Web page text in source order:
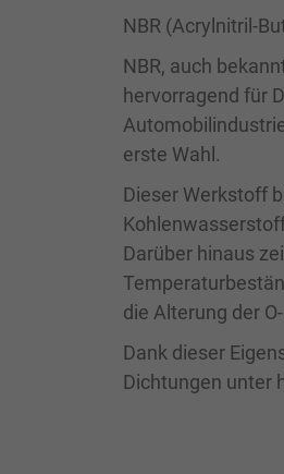
NBR (Acrylnitril-
NBR, auch
hervorragend für
erste Wahl.
Dieser Werkstoff
Darüber hinaus
die Alterung der
Dank dieser
Dichtungen unter